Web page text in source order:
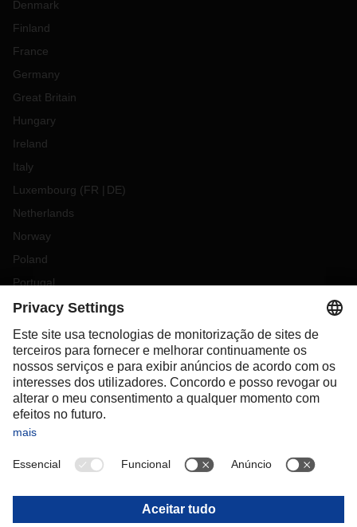
Denmark
Finland
France
Germany
Great Britain
Hungary
Ireland
Italy
Luxembourg (FR DE)
Netherlands
Norway
Poland
Portugal
Romania
Slovakia
Spain
Sweden
Switzerland(DE FR)
Turkey
OCEANIA